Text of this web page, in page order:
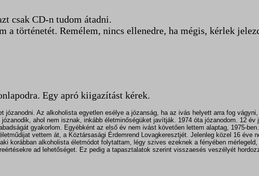
csak CD-n tudom átadni.
a történetét. Remélem, nincs ellenedre, ha mégis, kérlek
Egy apró kiigazítást kérek.
Az alkoholista egyetlen esélye a józanság, ha az ivás helyett arra fog
ahol nem isznak, inkább életminőségüket javítják. 1974 óta józanodom. 12
gyakorlom. Egyébként az első év nem ivást követően lettem alaptag, 1975-
vettem át, a Köztársasági Érdemrend Lovagkeresztjét. Jelenleg közel 16
korábban alkoholista életmódot folytattam, légy szives ezeknek a fényében
ad lehetőséget. Ez pedig a tapasztalatok szerint visszaesés veszélyét